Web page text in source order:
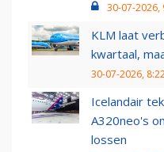
30-07-2026,
KLM laat
kwartaal,
30-07-2026,
Icelandair
A320neo's
lossen